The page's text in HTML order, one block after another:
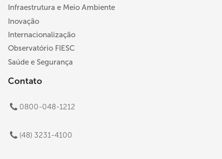
Infraestrutura e Meio Ambiente
Inovação
Internacionalização
Observatório FIESC
Saúde e Segurança
Contato
0800-048-1212
(48) 3231-4100